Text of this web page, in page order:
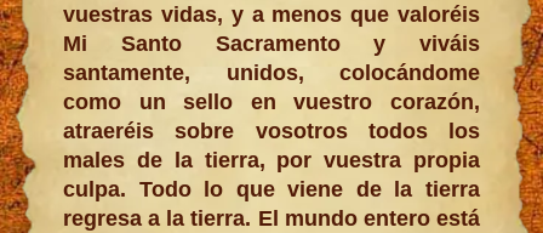
vuestras vidas, y a menos que valoréis
Mi Santo Sacramento y viváis
santamente, unidos, colocándome
como un sello en vuestro corazón,
atraeréis sobre vosotros todos los
males de la tierra, por vuestra propia
culpa. Todo lo que viene de la tierra
regresa a la tierra. El mundo entero está